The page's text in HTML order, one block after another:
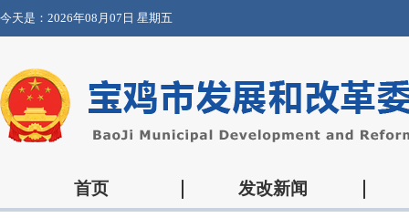
今天是： 2026年08月07日 星期五
首页 发改新闻